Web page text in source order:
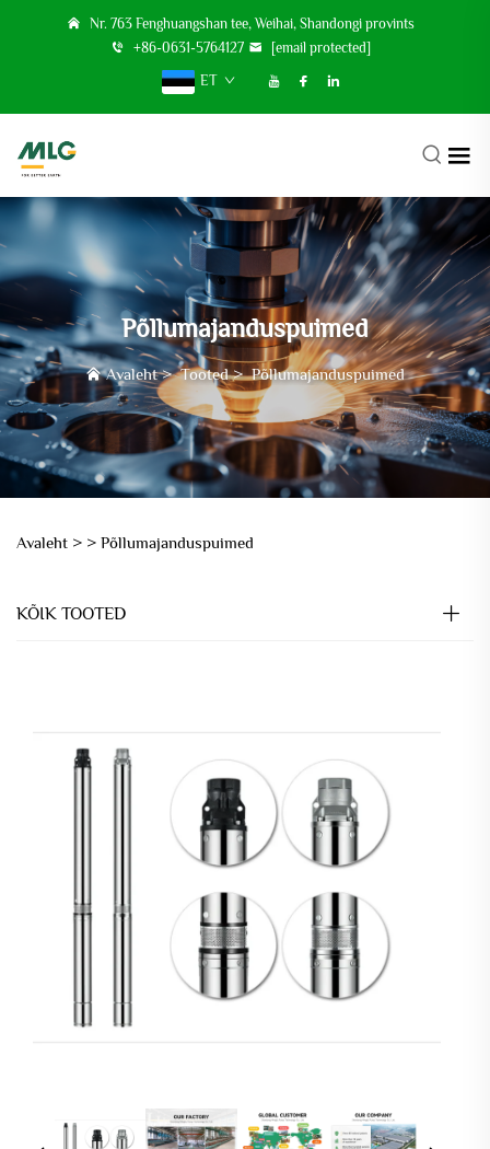
Nr. 763 Fenghuangshan tee, Weihai, Shandongi provints
+86-0631-5764127
[email protected]
ET
Põllumajanduspuimed
Avaleht>Tooted>Põllumajanduspuimed
Avaleht > > Põllumajanduspuimed
KÕIK TOOTED